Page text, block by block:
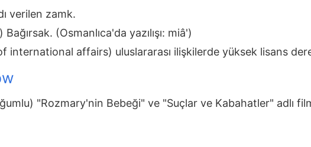
verilen zamk.
Bağırsak. (Osmanlıca'da yazılışı: miâ')
international affairs) uluslararası ilişkilerde yüksek lisans
"Rozmary'nin Bebeği" ve "Suçlar ve Kabahatler" adlı